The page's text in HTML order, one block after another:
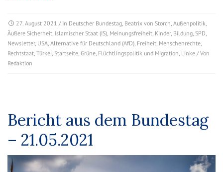
27. August 2021 / In Deutscher Bundestag, Beatrix von Storch, Außenpolitik,
Äußere Sicherheit, Islamischer Staat (IS), Meinungsfreiheit, Kinder, Bildung, SPD,
Newsletter, USA, Alternative für Deutschland (AfD), Freiheit, Menschenrechte,
Rechtstaat, Türkei, Startseite, Grüne, Flüchtlingspolitik und Migration, Linke / Von
Redaktion
Bericht aus dem Bundestag
– 21.05.2021